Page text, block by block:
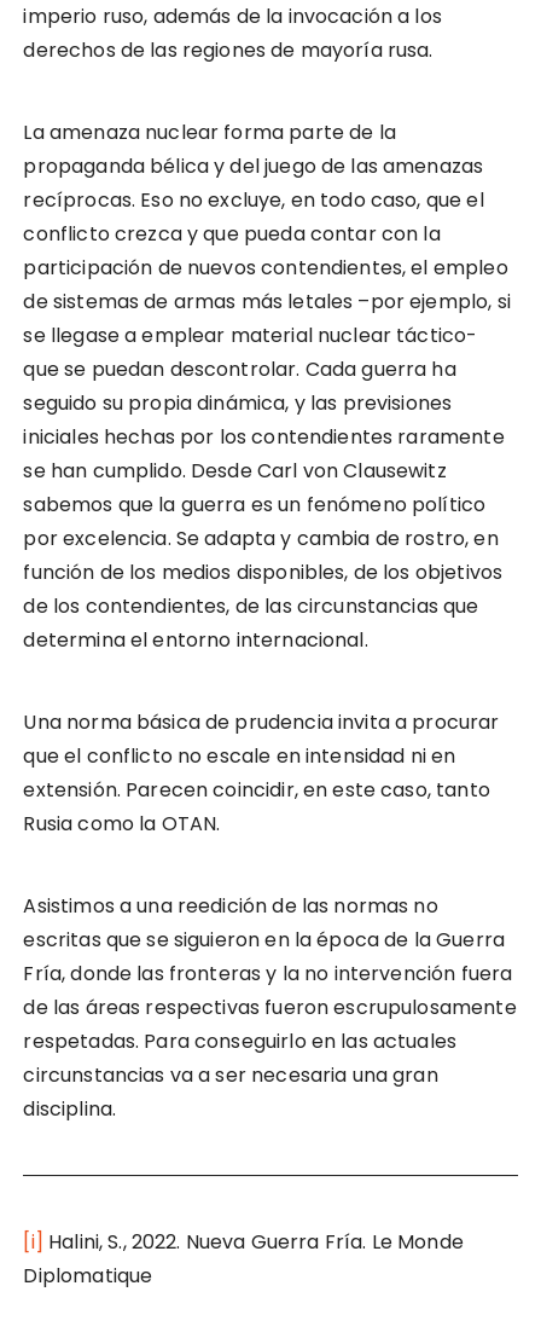
imperio ruso, además de la invocación a los
derechos de las regiones de mayoría rusa.
La amenaza nuclear forma parte de la
propaganda bélica y del juego de las amenazas
recíprocas. Eso no excluye, en todo caso, que el
conflicto crezca y que pueda contar con la
participación de nuevos contendientes, el empleo
de sistemas de armas más letales –por ejemplo, si
se llegase a emplear material nuclear táctico-
que se puedan descontrolar. Cada guerra ha
seguido su propia dinámica, y las previsiones
iniciales hechas por los contendientes raramente
se han cumplido. Desde Carl von Clausewitz
sabemos que la guerra es un fenómeno político
por excelencia. Se adapta y cambia de rostro, en
función de los medios disponibles, de los objetivos
de los contendientes, de las circunstancias que
determina el entorno internacional.
Una norma básica de prudencia invita a procurar
que el conflicto no escale en intensidad ni en
extensión. Parecen coincidir, en este caso, tanto
Rusia como la OTAN.
Asistimos a una reedición de las normas no
escritas que se siguieron en la época de la Guerra
Fría, donde las fronteras y la no intervención fuera
de las áreas respectivas fueron escrupulosamente
respetadas. Para conseguirlo en las actuales
circunstancias va a ser necesaria una gran
disciplina.
[i] Halini, S., 2022. Nueva Guerra Fría. Le Monde
Diplomatique